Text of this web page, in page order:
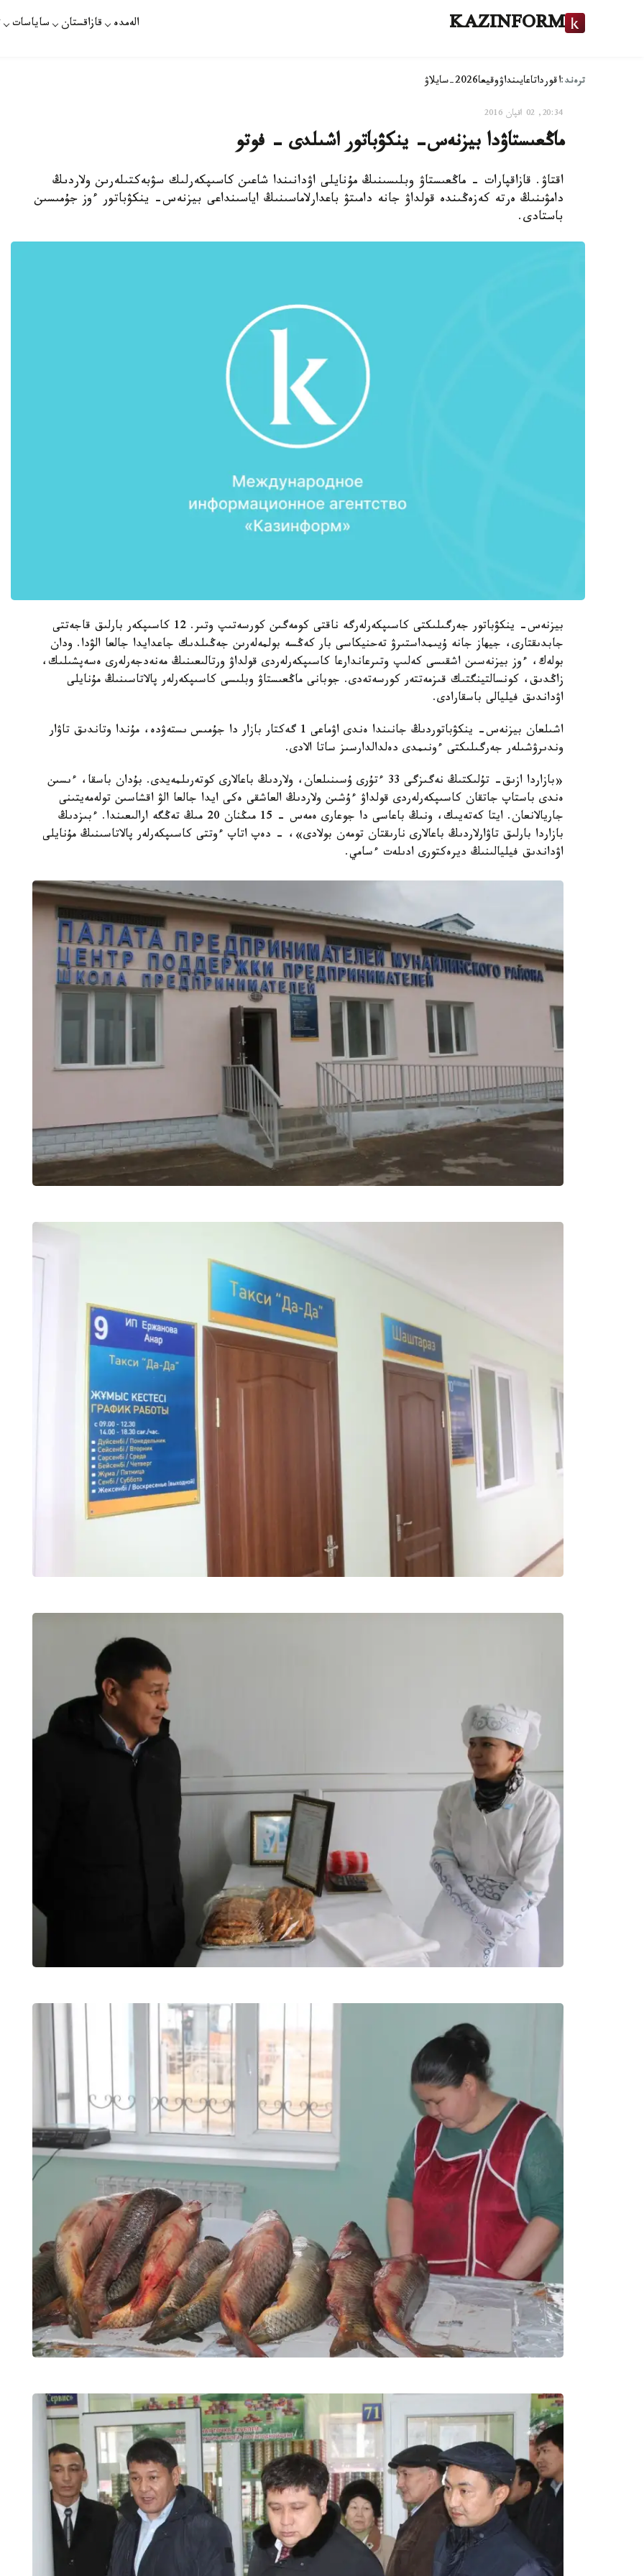
KAZINFORM الەمدە قازاقستان ساياسات
ترەند:اقورداتاعايىنداۋوقيعا2026-سايلاۋ
20:34, 02 اقپان 2016
ماڭعىستاۋدا بيزنەس- ينكۋباتور اشىلدى - فوتو
اقتاۋ. قازاقپارات - ماڭعىستاۋ وبلىسىنىڭ مۇنايلى اۋدانىندا شاعىن كاسىپكەرلىك سۋبەكتىلەرىن ولاردىڭ
دامۋىنىڭ ەرتە كەزەڭىندە قولداۋ جانە دامىتۋ باعدارلاماسىنىڭ اياسىنداعى بيزنەس- ينكۋباتور ءوز جۇمىسىن
باستادى.
بيزنەس- ينكۋباتور جەرگىلىكتى كاسىپكەرلەرگە ناقتى كومەگىن كورسەتىپ وتىر. 12 كاسىپكەر بارلىق قاجەتتى
جابدىقتارى، جيھاز جانە ۇيىمداستىرۋ تەحنيكاسى بار كەڭسە بولمەلەرىن جەڭىلدىك جاعدايدا جالعا الۋدا. ودان
بولەك، ءوز بيزنەسىن اشقىسى كەلىپ وتىرعاندارعا كاسىپكەرلەردى قولداۋ ورتالىعىنىڭ مەنەدجەرلەرى ەسەپشىلىك،
زاڭدىق، كونسالتينگتىك قىزمەتتەر كورسەتەدى. جوبانى ماڭعىستاۋ وبلىسى كاسىپكەرلەر پالاتاسىنىڭ مۇنايلى
اۋداندىق فيليالى باسقارادى.
اشىلعان بيزنەس- ينكۋباتوردىڭ جانىندا ەندى اۋماعى 1 گەكتار بازار دا جۇمىس ىستەۋدە، مۇندا وتاندىق تاۋار
وندىرۋشىلەر جەرگىلىكتى ءونىمدى دەلدالدارسىز ساتا الادى.
«بازاردا ازىق- تۇلىكتىڭ نەگىزگى 33 ءتۇرى ۇسىنىلعان، ولاردىڭ باعالارى كوتەرىلمەيدى. بۇدان باسقا، ءىسىن
ەندى باستاپ جاتقان كاسىپكەرلەردى قولداۋ ءۇشىن ولاردىڭ العاشقى ەكى ايدا جالعا الۋ اقشاسىن تولەمەيتىنى
جاريالانعان. ايتا كەتەيىك، ونىڭ باعاسى دا جوعارى ەمەس - 15 مىڭنان 20 مىڭ تەڭگە ارالىعىندا. ءبىزدىڭ
بازاردا بارلىق تاۋارلاردىڭ باعالارى نارىقتان تومەن بولادى»، - دەپ اتاپ ءوتتى كاسىپكەرلەر پالاتاسىنىڭ مۇنايلى
اۋداندىق فيليالىنىڭ ديرەكتورى ادىلەت ءسامي.